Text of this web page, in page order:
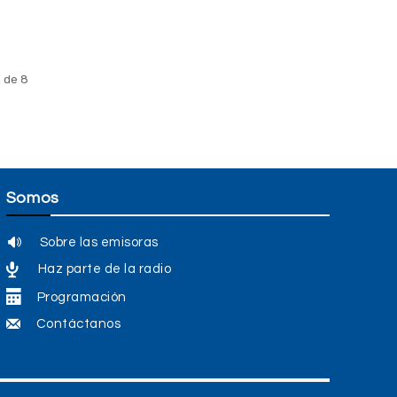
de 8
Somos
Sobre las emisoras
Haz parte de la radio
Programación
Contáctanos